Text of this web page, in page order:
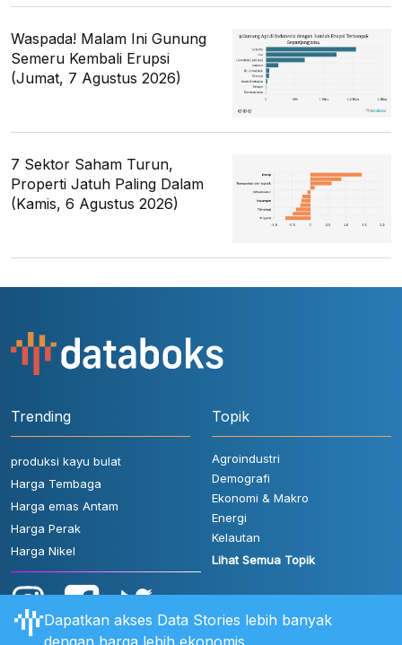
Waspada! Malam Ini Gunung
Semeru Kembali Erupsi
(Jumat, 7 Agustus 2026)
7 Sektor Saham Turun,
Properti Jatuh Paling Dalam
(Kamis, 6 Agustus 2026)
Trending
produksi kayu bulat
Harga Tembaga
Harga emas Antam
Harga Perak
Harga Nikel
Topik
Agroindustri
Demografi
Ekonomi & Makro
Energi
Kelautan
Lihat Semua Topik
Dapatkan akses Data Stories lebih banyak
dengan harga lebih ekonomis.